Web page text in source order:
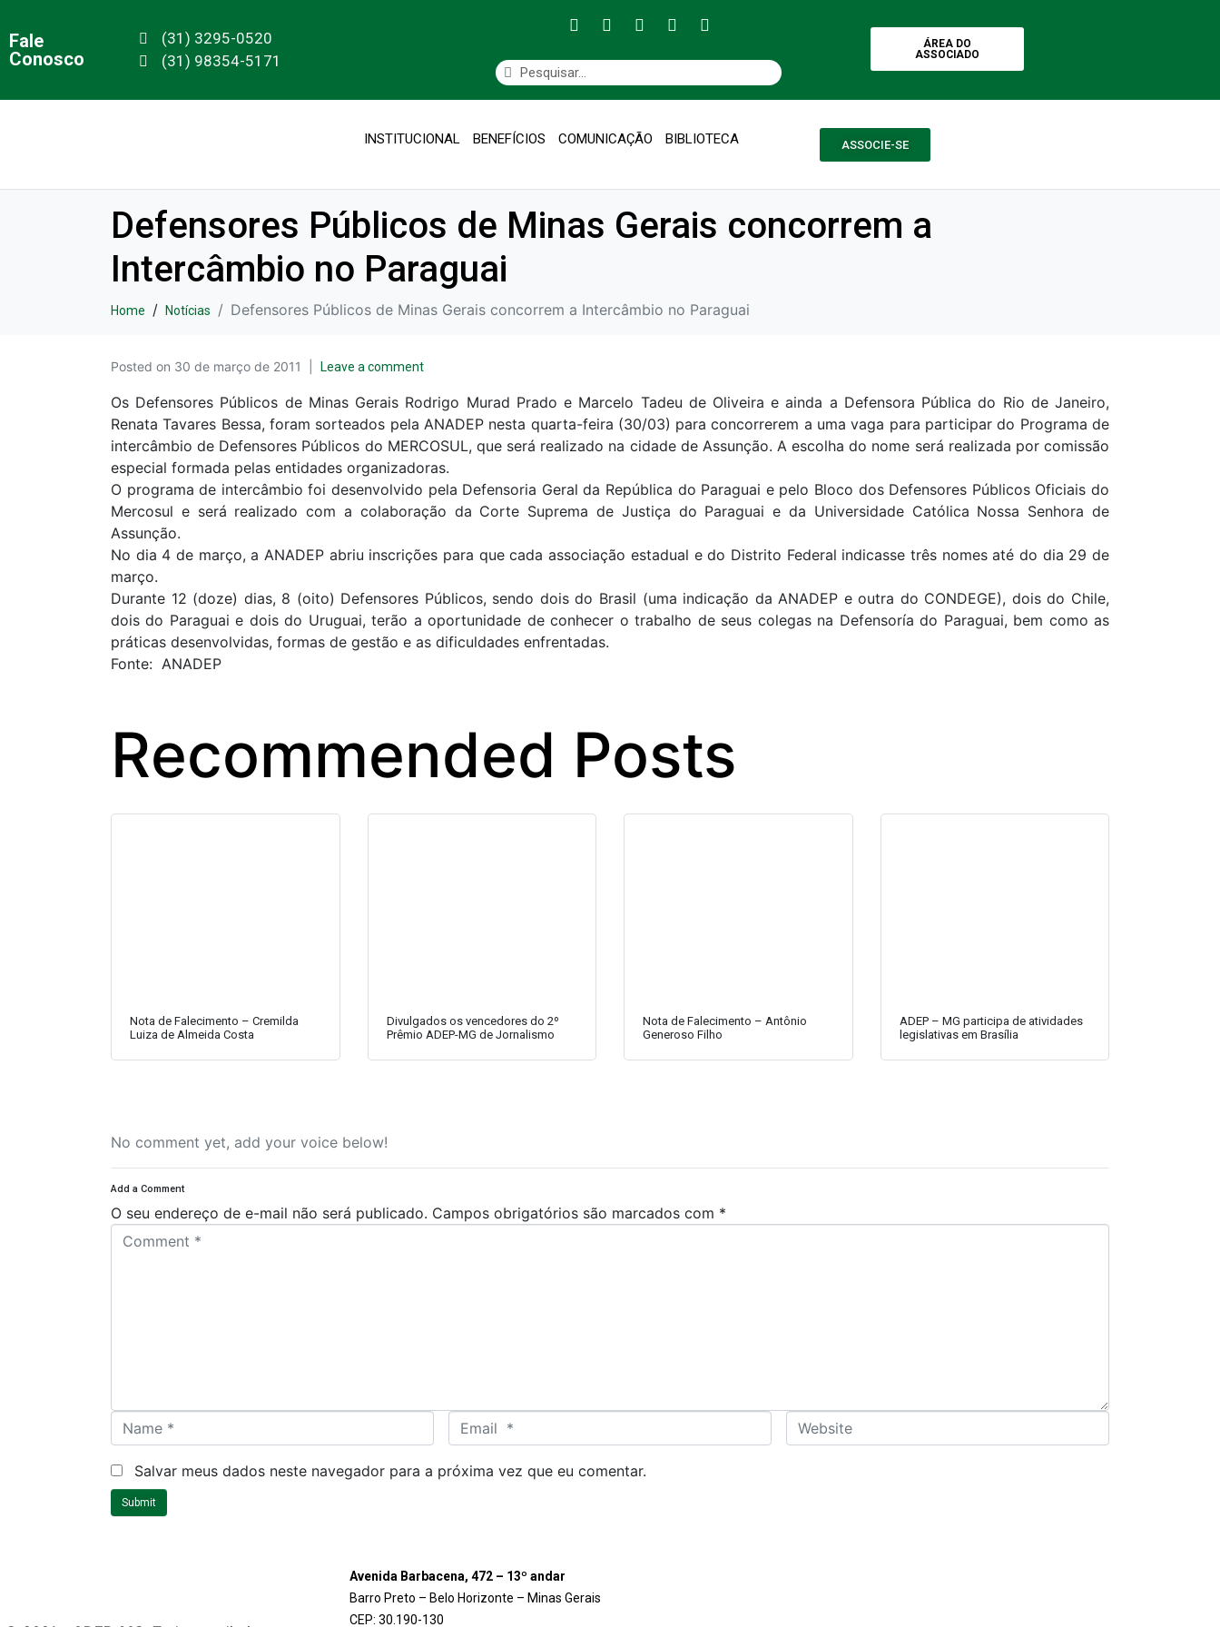
Fale
Conosco
(31) 3295-0520
(31) 98354-5171
ÁREA DO
ASSOCIADO
INSTITUCIONAL BENEFÍCIOS COMUNICAÇÃO BIBLIOTECA ASSOCIE-SE
Defensores Públicos de Minas Gerais concorrem a
Intercâmbio no Paraguai
Home Notícias Defensores Públicos de Minas Gerais concorrem a Intercâmbio no Paraguai
Posted on 30 de março de 2011 Leave a comment
Os Defensores Públicos de Minas Gerais Rodrigo Murad Prado e Marcelo Tadeu de Oliveira e ainda a Defensora Pública do Rio de Janeiro,
Renata Tavares Bessa, foram sorteados pela ANADEP nesta quarta-feira (30/03) para concorrerem a uma vaga para participar do Programa de
intercâmbio de Defensores Públicos do MERCOSUL, que será realizado na cidade de Assunção. A escolha do nome será realizada por comissão
especial formada pelas entidades organizadoras.
O programa de intercâmbio foi desenvolvido pela Defensoria Geral da República do Paraguai e pelo Bloco dos Defensores Públicos Oficiais do
Mercosul e será realizado com a colaboração da Corte Suprema de Justiça do Paraguai e da Universidade Católica Nossa Senhora de
Assunção.
No dia 4 de março, a ANADEP abriu inscrições para que cada associação estadual e do Distrito Federal indicasse três nomes até do dia 29 de
março.
Durante 12 (doze) dias, 8 (oito) Defensores Públicos, sendo dois do Brasil (uma indicação da ANADEP e outra do CONDEGE), dois do Chile,
dois do Paraguai e dois do Uruguai, terão a oportunidade de conhecer o trabalho de seus colegas na Defensoría do Paraguai, bem como as
práticas desenvolvidas, formas de gestão e as dificuldades enfrentadas.
Fonte: ANADEP
Recommended Posts
Nota de Falecimento – Cremilda
Luiza de Almeida Costa
Divulgados os vencedores do 2º
Prêmio ADEP-MG de Jornalismo
Nota de Falecimento – Antônio
Generoso Filho
ADEP – MG participa de atividades
legislativas em Brasília
No comment yet, add your voice below!
Add a Comment
O seu endereço de e-mail não será publicado. Campos obrigatórios são marcados com *
a
m
e
m
a
W
e
Salvar meus dados neste navegador para a próxima vez que eu comentar.
Submit
Avenida Barbacena, 472 – 13º andar
Barro Preto – Belo Horizonte – Minas Gerais
CEP: 30.190-130